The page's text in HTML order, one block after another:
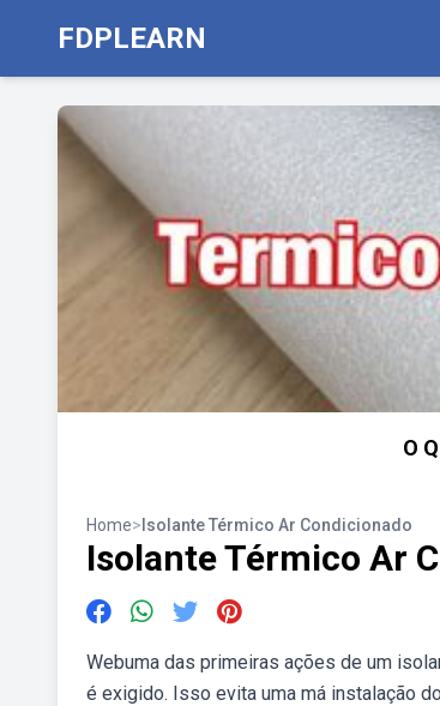
FDPLEARN
O
Home> Isolante Térmico Ar Condicionado
Isolante Térmico Ar
Webuma das primeiras ações de um
é exigido. Isso evita uma má instalação